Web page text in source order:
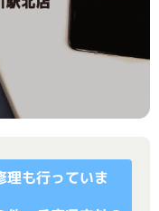
理も行っていま